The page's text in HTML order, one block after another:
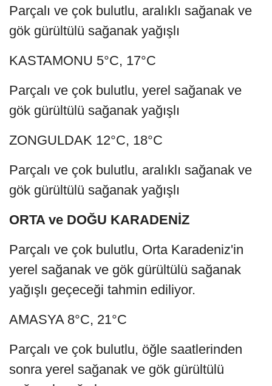
Parçalı ve çok bulutlu, aralıklı sağanak ve
gök gürültülü sağanak yağışlı
KASTAMONU 5°C, 17°C
Parçalı ve çok bulutlu, yerel sağanak ve
gök gürültülü sağanak yağışlı
ZONGULDAK 12°C, 18°C
Parçalı ve çok bulutlu, aralıklı sağanak ve
gök gürültülü sağanak yağışlı
ORTA ve DOĞU KARADENİZ
Parçalı ve çok bulutlu, Orta Karadeniz'in
yerel sağanak ve gök gürültülü sağanak
yağışlı geçeceği tahmin ediliyor.
AMASYA 8°C, 21°C
Parçalı ve çok bulutlu, öğle saatlerinden
sonra yerel sağanak ve gök gürültülü